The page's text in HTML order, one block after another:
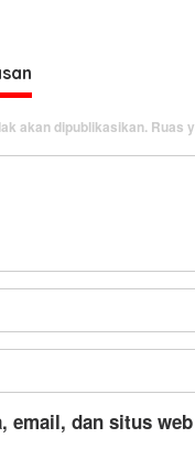
akan dipublikasikan. Ruas
email, dan situs